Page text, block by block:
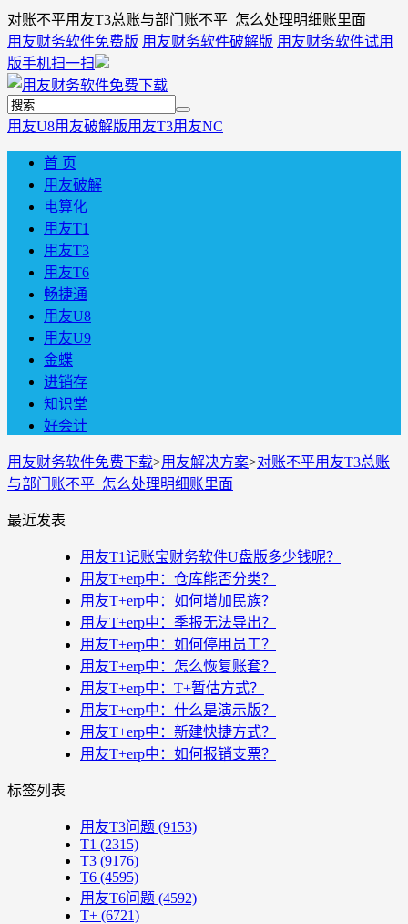
对账不平用友T3总账与部门账不平 怎么处理明细账里面
用友财务软件免费版 用友财务软件破解版 用友财务软件试用
版手机扫一扫
用友U8用友破解版用友T3用友NC
首 页
用友破解
电算化
用友T1
用友T3
用友T6
畅捷通
用友U8
用友U9
金蝶
进销存
知识堂
好会计
用友财务软件免费下载>用友解决方案>对账不平用友T3总账
与部门账不平 怎么处理明细账里面
最近发表
用友T1记账宝财务软件U盘版多少钱呢？
用友T+erp中：仓库能否分类？
用友T+erp中：如何增加民族？
用友T+erp中：季报无法导出？
用友T+erp中：如何停用员工？
用友T+erp中：怎么恢复账套？
用友T+erp中：T+暂估方式？
用友T+erp中：什么是演示版？
用友T+erp中：新建快捷方式？
用友T+erp中：如何报销支票？
标签列表
用友T3问题 (9153)
T1 (2315)
T3 (9176)
T6 (4595)
用友T6问题 (4592)
T+ (6721)